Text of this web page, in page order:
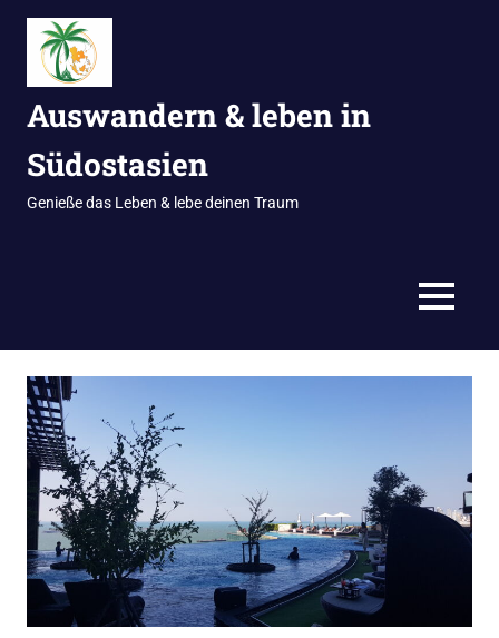
Zum
Inhalt
springen
Auswandern & leben in
Südostasien
Genieße das Leben & lebe deinen Traum
MENÜ